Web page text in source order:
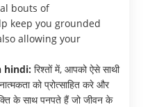
bouts of
keep you grounded
allowing your
hindi: रिश्तों में, आपको ऐसे साथी
को प्रोत्साहित करे और
के साथ पनपते हैं जो जीवन के